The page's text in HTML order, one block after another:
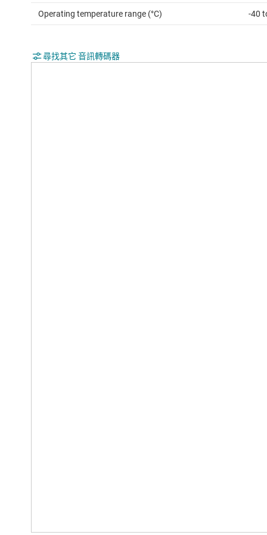
Operating temperature range (°C) -40
尋找其它 音訊轉碼器